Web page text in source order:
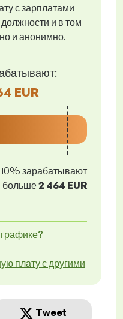
с зарплатами
и в том
и анонимно.
EUR
10% зарабатывают
больше2 464 EUR
плату с другими
Tweet